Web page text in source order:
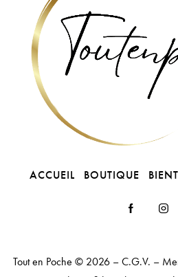
ACCUEIL BOUTIQUE
Tout en Poche © 2026 –C.G.V. –